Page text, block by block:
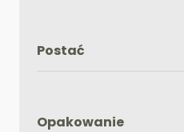
Postać
Opakowanie